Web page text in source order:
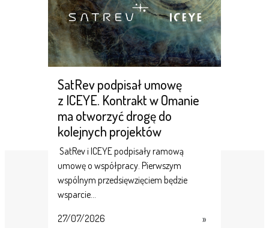
SatRev podpisał umowę
z ICEYE. Kontrakt w Omanie
ma otworzyć drogę do
kolejnych projektów
SatRev i ICEYE podpisały ramową
umowę o współpracy. Pierwszym
wspólnym przedsięwzięciem będzie
wsparcie…
27/07/2026
»